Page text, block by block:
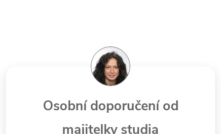
Osobní doporučení od
majitelky studia